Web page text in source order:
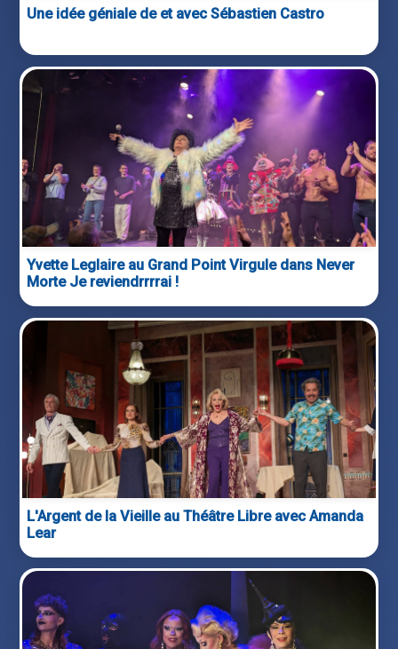
Une idée géniale de et avec Sébastien Castro
Yvette Leglaire au Grand Point Virgule dans Never
Morte Je reviendrrrrai !
L'Argent de la Vieille au Théâtre Libre avec Amanda
Lear